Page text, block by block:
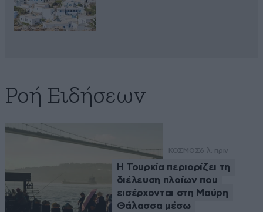
Ροή Ειδήσεων
ΚΟΣΜΟΣ6 λ. πριν
Η Τουρκία περιορίζει τη
διέλευση πλοίων που
εισέρχονται στη Μαύρη
Θάλασσα μέσω